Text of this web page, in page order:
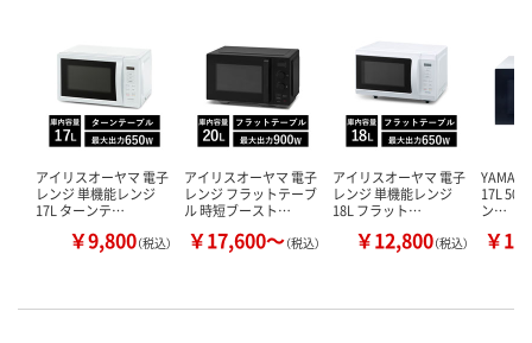
アイリスオーヤマ 電子
レンジ 単機能レンジ
17L ターンテ…
￥9,800（税込）
アイリスオーヤマ 電子
レンジ フラットテーブ
ル 時短ブースト…
￥17,600～（税込）
アイリスオーヤマ 電子
レンジ 単機能レンジ
18L フラット…
￥12,800（税込）
17L
ン…
￥